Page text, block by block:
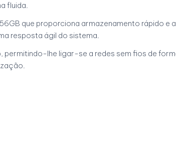
fluida.
que proporciona armazenamento rápido
resposta ágil do sistema.
permitindo-lhe ligar-se a redes sem fios de